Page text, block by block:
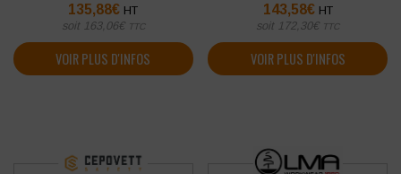
135,88€ HT
soit 163,06€ TTC
VOIR PLUS D'INFOS
143,58€ HT
soit 172,30€ TTC
VOIR PLUS D'INFOS